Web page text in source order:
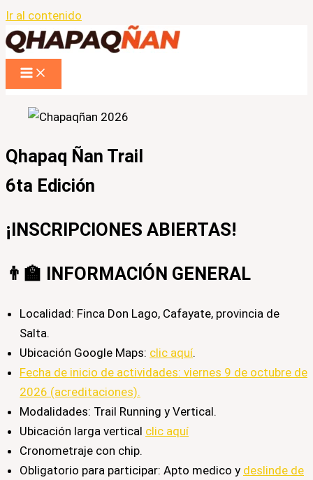
Ir al contenido
Qhapaq Ñan Trail
6ta Edición
¡INSCRIPCIONES ABIERTAS!
👨‍🏫 INFORMACIÓN GENERAL
Localidad: Finca Don Lago, Cafayate, provincia de
Salta.
Ubicación Google Maps: clic aquí.
Fecha de inicio de actividades: viernes 9 de octubre de
2026 (acreditaciones).
Modalidades: Trail Running y Vertical.​
Ubicación larga vertical clic aquí
Cronometraje con chip.
Obligatorio para participar: Apto medico y deslinde de